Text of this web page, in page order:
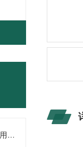
Maxon motor 直流电机的应用及特点